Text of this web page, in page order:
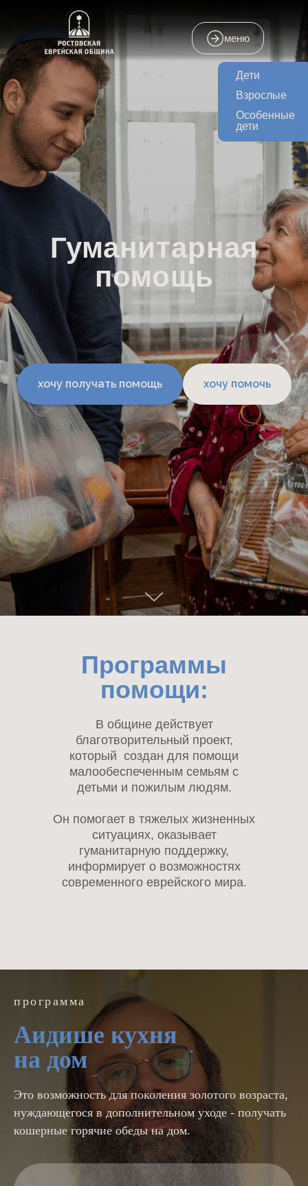
меню
Дети
Взрослые
Особенные
дети
Гуманитарная
помощь
хочу получать помощь хочу помочь
В общине действует
благотворительный проект,
который создан для помощи
малообеспеченным семьям с
детьми и пожилым людям.
Он помогает в тяжелых жизненных
ситуациях, оказывает
гуманитарную поддержку,
информирует о возможностях
современного еврейского мира.
Программы
помощи:
программа
Аидише кухня
на дом
Это возможность для поколения золотого возраста,
нуждающегося в дополнительном уходе - получать
кошерные горячие обеды на дом.